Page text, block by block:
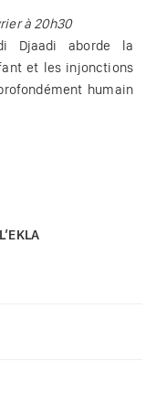
à 20h30
Djaadi aborde la
et les injonctions
humain